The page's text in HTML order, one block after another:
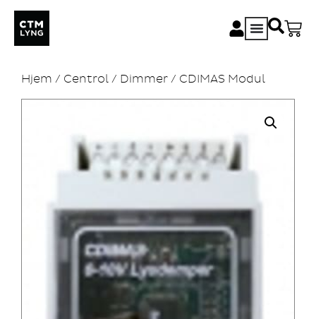
Hjem / Centrol / Dimmer / CDIMAS Modul